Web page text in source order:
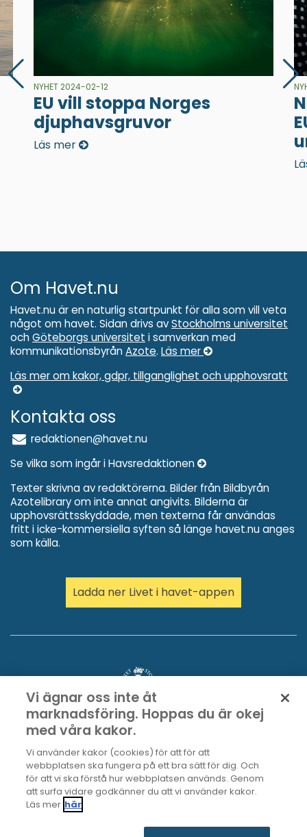
NYHET 2024-02-12
EU vill stoppa Norges
djuphavsgruvor
Läs mer
Om Havet.nu
Havet.nu är en naturlig startpunkt för alla som vill veta
något om havet. Sidan drivs avStockholms universitet
och Göteborgs universitet i samverkan med
kommunikationsbyrån Azote. Läs mer
Läs mer om kakor, gdpr, tillganglighet och upphovsratt
Kontakta oss
redaktionen@havet.nu
Se vilka som ingår i Havsredaktionen
Texter skrivna av redaktörerna. Bilder från Bildbyrån
Azotelibrary om inte annat angivits. Bilderna är
upphovsrättsskyddade, men texterna får användas
fritt i icke-kommersiella syften så länge havet.nu anges
som källa.
Ladda ner Livet i havet-appen
Vi ägnar oss inte åt
marknadsföring. Hoppas du är okej
med våra kakor.
Vi använder kakor (cookies) för att för att
webbplatsen ska fungera på ett bra sätt för dig. Och
för att vi ska förstå hur webbplatsen används. Genom
att surfa vidare godkänner du att vi använder kakor.
Läs mer här